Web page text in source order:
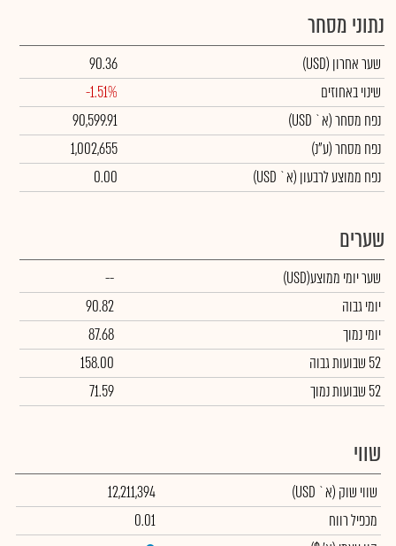
נתוני מסחר
שער אחרון (USD)
90.36
שינוי באחוזים
-1.51%
נפח מסחר(א` USD)
90,599.91
נפח מסחר(ע"נ)
1,002,655
נפח ממוצע לרבעון (א` USD)
0.00
שערים
שער יומי ממוצע(USD)
--
יומי גבוה
90.82
יומי נמוך
87.68
52 שבועות גבוה
158.00
52 שבועות נמוך
71.59
שווי
שווי שוק (א` USD)
12,211,394
מכפיל רווח
0.01